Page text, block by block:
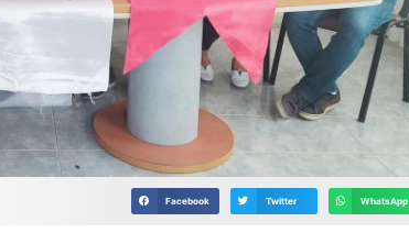
Facebook Twitter WhatsApp